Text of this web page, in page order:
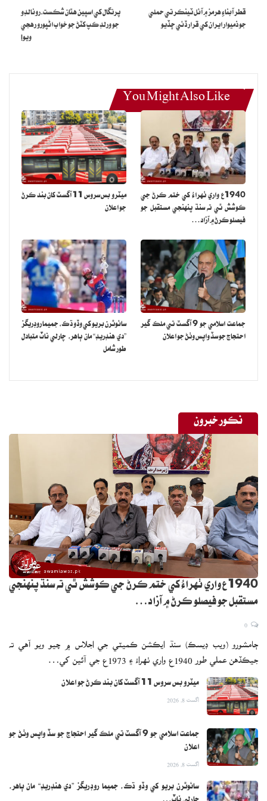
قطر آبناءِ هرمز ۾ آئل ٽينڪر تي حملي
جو ذميوار ايران کي قرار ڏئي ڇڏيو
پرتگال کي اسپين هٿان شڪست،رونالڊو
جو ورلڊ ڪپ کٽڻ جو خواب اڻپورو رهجي
ويو!
You Might Also Like
1940ع واري ٺهراءُ کي ختم ڪرڻ جي
ڪوشش ٿي ته سنڌ پنهنجي مستقبل جو
فيصلو ڪرڻ ۾ آزاد…
ميٽرو بس سروس 11 آگسٽ کان بند ڪرڻ
جو اعلان
جماعت اسلامي جو 9 آگسٽ تي ملڪ گير
احتجاج جو سڏ واپس وٺڻ جو اعلان
سائوٿرن بريو کي وڏو ڌڪ، جميما روڊريگز
”دي هنڊريڊ“ مان ٻاهر، چارلي ناٽ متبادل
طور شامل
نڪور خبرون
1940ع واري ٺهراءُ کي ختم ڪرڻ جي ڪوشش ٿي ته سنڌ پنهنجي
مستقبل جو فيصلو ڪرڻ ۾ آزاد…
ڄامشورو (ويب ڊيسڪ) سنڌ ايڪشن ڪميٽي جي اجلاس ۾ چيو ويو آهي ته
جيڪڏهن عملي طور 1940ع واري ٺهراءُ ۽ 1973ع جي آئين کي…
ميٽرو بس سروس 11 آگسٽ کان بند ڪرڻ جو اعلان
اگست 8, 2026
جماعت اسلامي جو 9 آگسٽ تي ملڪ گير احتجاج جو سڏ واپس وٺڻ جو
اعلان
اگست 8, 2026
سائوٿرن بريو کي وڏو ڌڪ، جميما روڊريگز ”دي هنڊريڊ“ مان ٻاهر،